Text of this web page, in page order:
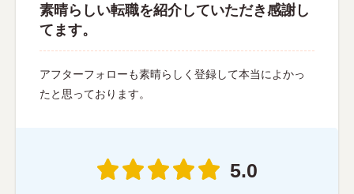
素晴らしい転職を紹介していただき感謝し
てます。
アフターフォローも素晴らしく登録して本当によかっ
たと思っております。
5.0